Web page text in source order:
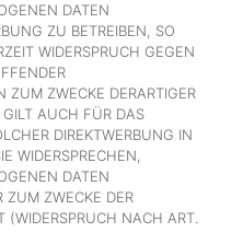
DATEN
ZU BETREIBEN, SO
WIDERSPRUCH GEGEN
ZUM ZWECKE DERARTIGER
AUCH FÜR DAS
DIREKTWERBUNG IN
WIDERSPRECHEN,
DATEN
ZUM ZWECKE DER
(WIDERSPRUCH NACH ART.